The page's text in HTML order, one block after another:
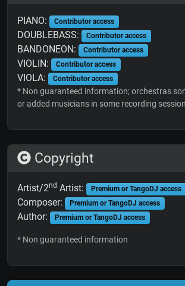
PIANO: Contributor access
DOUBLEBASS: Contributor access
BANDONEON: Contributor access
VIOLIN: Contributor access
VIOLA: Contributor access
* Non guaranteed information; orchestras
or added musicians in some recording
Copyright
Artist/2nd Artist: Premium or TangoDJ access
Composer: Premium or TangoDJ access
Author: Premium or TangoDJ access
* Non guaranteed information